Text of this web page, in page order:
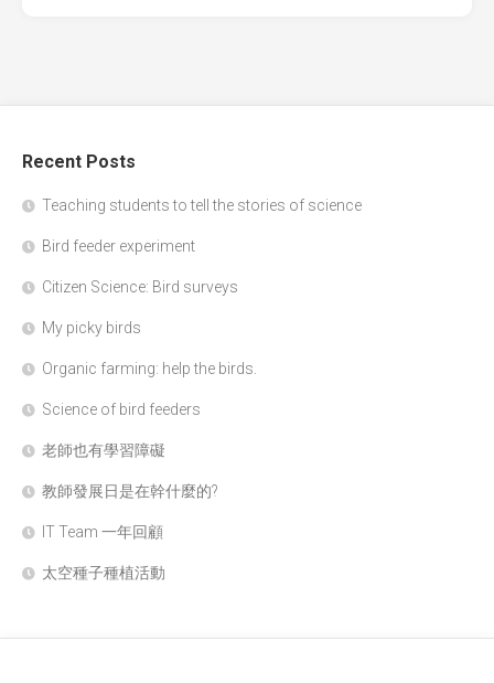
Recent Posts
Teaching students to tell the stories of science
Bird feeder experiment
Citizen Science: Bird surveys
My picky birds
Organic farming: help the birds.
Science of bird feeders
老師也有學習障礙
教師發展日是在幹什麼的?
IT Team 一年回顧
太空種子種植活動